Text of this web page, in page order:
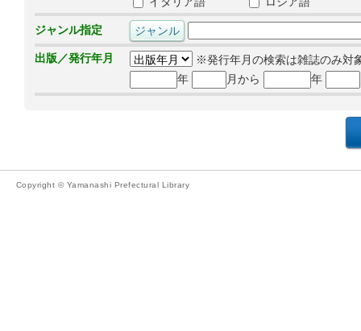
ジャンル指定
出版／発行年月
※発行年月の検索は雑誌のみ対
年
月から 年
Copyright © Yamanashi Prefectural Library